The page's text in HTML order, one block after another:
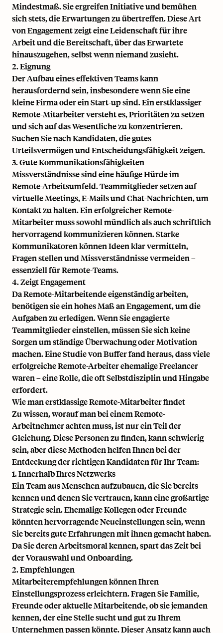
Mindestmaß. Sie ergreifen Initiative und bemühen
sich stets, die Erwartungen zu übertreffen. Diese Art
von Engagement zeigt eine Leidenschaft für ihre
Arbeit und die Bereitschaft, über das Erwartete
hinauszugehen, selbst wenn niemand zusieht.
2. Eignung
Der Aufbau eines effektiven Teams kann
herausfordernd sein, insbesondere wenn Sie eine
kleine Firma oder ein Start-up sind. Ein erstklassiger
Remote-Mitarbeiter versteht es, Prioritäten zu setzen
und sich auf das Wesentliche zu konzentrieren.
Suchen Sie nach Kandidaten, die gutes
Urteilsvermögen und Entscheidungsfähigkeit zeigen.
3. Gute Kommunikationsfähigkeiten
Missverständnisse sind einehäufige Hürdeim
Remote-Arbeitsumfeld. Teammitglieder setzen auf
virtuelle Meetings, E-Mails und Chat-Nachrichten, um
Kontakt zu halten. Ein erfolgreicher Remote-
Mitarbeiter muss sowohl mündlich als auch schriftlich
hervorragend kommunizieren können. Starke
Kommunikatoren können Ideen klar vermitteln,
Fragen stellen und Missverständnisse vermeiden –
essenziell fürRemote-Teams.
4. Zeigt Engagement
Da Remote-Mitarbeitende eigenständig arbeiten,
benötigen sie ein hohes Maß an Engagement, um die
Aufgaben zu erledigen. Wenn Sie engagierte
Teammitglieder einstellen, müssen Sie sich keine
Sorgen um ständige Überwachung oder Motivation
machen. Eine Studie von Buffer fand heraus, dass viele
erfolgreiche Remote-Arbeiter ehemalige Freelancer
waren – eine Rolle, die oft Selbstdisziplin und Hingabe
erfordert.
Wie man erstklassige Remote-Mitarbeiter findet
Zu wissen, worauf man bei einem Remote-
Arbeitnehmer achten muss, ist nur ein Teil der
Gleichung. Diese Personen zu finden, kann schwierig
sein, aber diese Methoden helfen Ihnen bei der
Entdeckung der richtigen Kandidaten für Ihr Team:
1. Innerhalb Ihres Netzwerks
Ein Team aus Menschen aufzubauen, die Sie bereits
kennen und denen Sie vertrauen, kann eine großartige
Strategie sein. Ehemalige Kollegen oder Freunde
könnten hervorragende Neueinstellungen sein, wenn
Sie bereits gute Erfahrungen mit ihnen gemacht haben.
Da Sie deren Arbeitsmoral kennen, spart das Zeit bei
der Vorauswahl undOnboarding.
2. Empfehlungen
Mitarbeiterempfehlungen können Ihren
Einstellungsprozess erleichtern. Fragen Sie Familie,
Freunde oder aktuelle Mitarbeitende, ob sie jemanden
kennen, der eine Stelle sucht und gut zu Ihrem
Unternehmen passen könnte. Dieser Ansatz kann auch